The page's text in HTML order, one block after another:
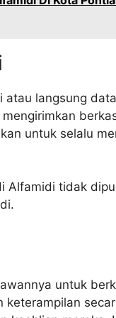
langsung
untuk selalu
Alfamidi tidak
untuk
keterampilan